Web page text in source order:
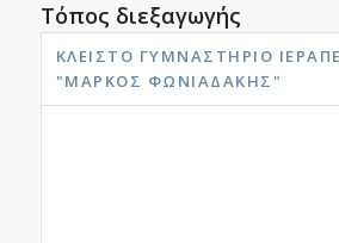
Τόπος διεξαγωγής
ΚΛΕΙΣΤΌ ΓΥΜΝΑΣΤΉΡΙΟ
"ΜΆΡΚΟΣ ΦΩΝΙΑΔΆΚΗΣ"